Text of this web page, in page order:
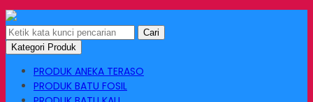
Cari
Kategori Produk
PRODUK ANEKA TERASO
PRODUK BATU FOSIL